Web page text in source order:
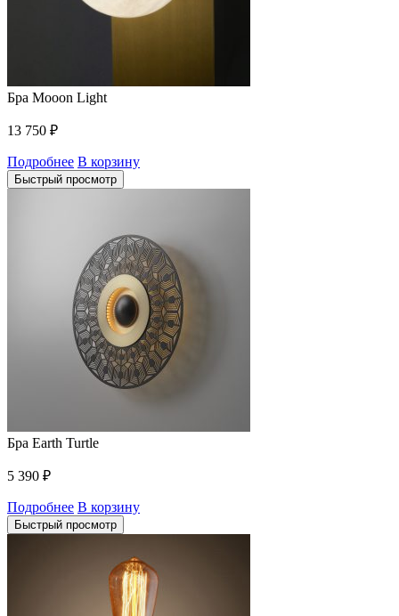
Бра Mooon Light
13 750 ₽
Подробнее В корзину
Быстрый просмотр
Бра Earth Turtle
5 390 ₽
Подробнее В корзину
Быстрый просмотр